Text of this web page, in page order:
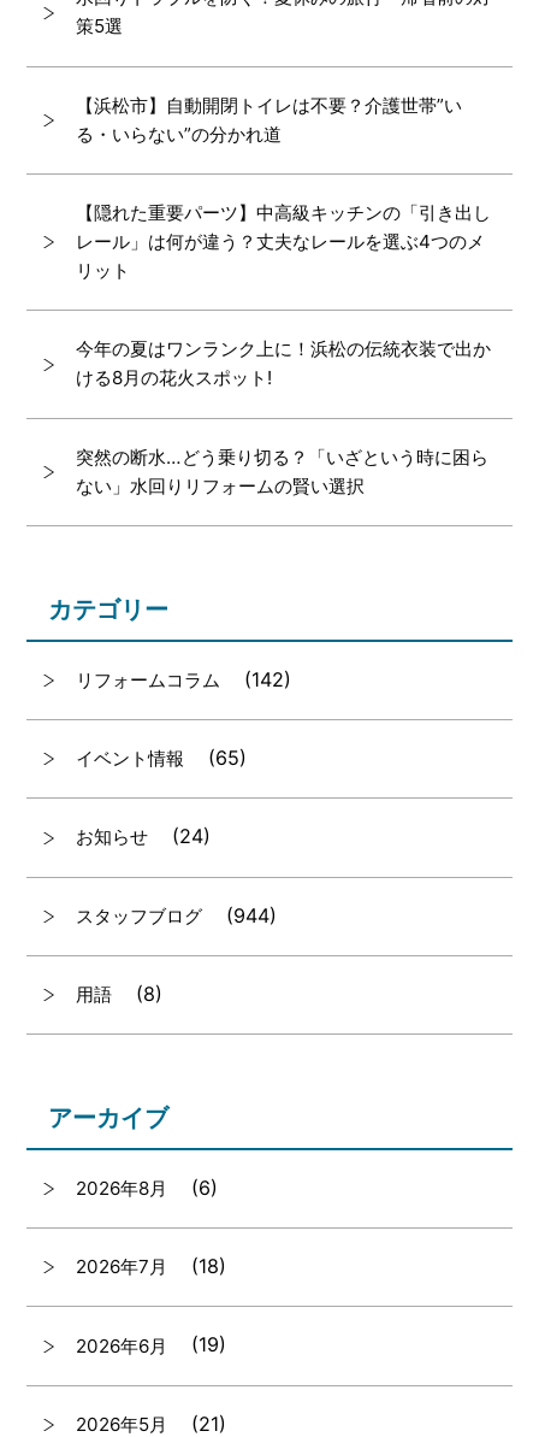
策5選
【浜松市】自動開閉トイレは不要？介護世帯”い
る・いらない”の分かれ道
【隠れた重要パーツ】中高級キッチンの「引き出し
レール」は何が違う？丈夫なレールを選ぶ4つのメ
リット
今年の夏はワンランク上に！浜松の伝統衣装で出か
ける8月の花火スポット!
突然の断水…どう乗り切る？「いざという時に困ら
ない」水回りリフォームの賢い選択
カテゴリー
リフォームコラム (142)
イベント情報 (65)
お知らせ (24)
スタッフブログ (944)
用語 (8)
アーカイブ
2026年8月 (6)
2026年7月 (18)
2026年6月 (19)
2026年5月 (21)